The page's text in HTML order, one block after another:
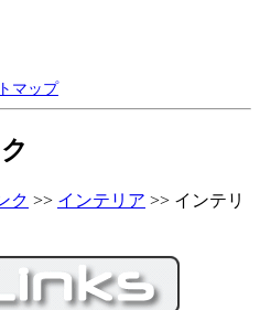
マップ
ク >> インテリア >> インテリ